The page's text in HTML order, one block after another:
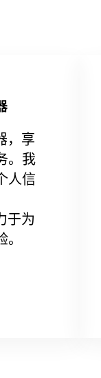
，享
。我
人信
于为